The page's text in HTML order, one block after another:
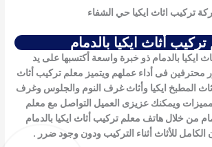
تركيب اثاث ايكيا حي الشفاء
أثاث ايكيا بالدمام
ايكيا بالدمام ذو خبرة واسعة أكتسبها على يد
محترفين فى أداء عملهم ويتميز معلم تركيب أثاث
المطبخ ايكيا وأثاث غرف النوم والجلوس وغرف
ويمكنك عزيزى العميل التواصل مع معلم
من خلال هاتف معلم تركيب أثاث ايكيا بالدمام
الكامل للأثاث أثناء التركيب ودون وجود ضرر .